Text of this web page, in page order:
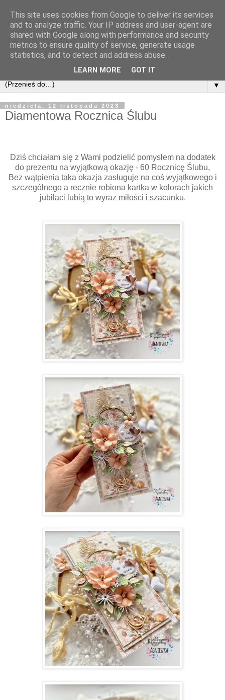
▼
niedziela, 12 listopada 2023
Diamentowa Rocznica Ślubu
Dziś chciałam się z Wami podzielić pomysłem na dodatek
do prezentu na wyjątkową okazję - 60 Rocznicę Ślubu,
Bez wątpienia taka okazja zasługuje na coś wyjątkowego i
szczególnego a recznie robiona kartka w kolorach jakich
jubilaci lubią to wyraz miłości i szacunku.
This site uses cookies from Google to deliver its services
and to analyze traffic. Your IP address and user-agent are
shared with Google along with performance and security
metrics to ensure quality of service, generate usage
statistics, and to detect and address abuse.
LEARN MORE GOT IT